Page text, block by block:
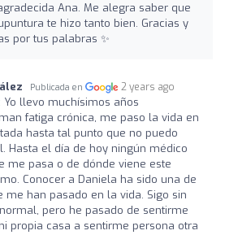
Ana. Me alegra saber que
te hizo tanto bien. Gracias y
por tus palabras ✨
Publicada en 2 years ago
Yo llevo muchísimos años
fatiga crónica, me paso la vida en
hasta tal punto que no puedo
Hasta el día de hoy ningún médico
me pasa o de dónde viene este
Conocer a Daniela ha sido una de
me han pasado en la vida. Sigo sin
pero he pasado de sentirme
propia casa a sentirme persona otra